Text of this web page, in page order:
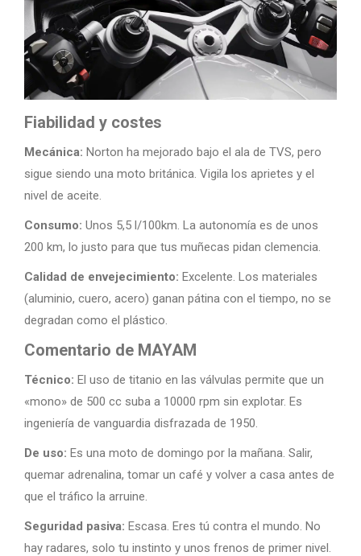
Fiabilidad y costes
Mecánica: Norton ha mejorado bajo el ala de TVS, pero
sigue siendo una moto británica. Vigila los aprietes y el
nivel de aceite.
Consumo: Unos 5,5 l/100km. La autonomía es de unos
200 km, lo justo para que tus muñecas pidan clemencia.
Calidad de envejecimiento: Excelente. Los materiales
(aluminio, cuero, acero) ganan pátina con el tiempo, no se
degradan como el plástico.
Comentario de MAYAM
Técnico: El uso de titanio en las válvulas permite que un
«mono» de 500 cc suba a 10000 rpm sin explotar. Es
ingeniería de vanguardia disfrazada de 1950.
De uso: Es una moto de domingo por la mañana. Salir,
quemar adrenalina, tomar un café y volver a casa antes de
que el tráfico la arruine.
Seguridad pasiva: Escasa. Eres tú contra el mundo. No
hay radares, solo tu instinto y unos frenos de primer nivel.